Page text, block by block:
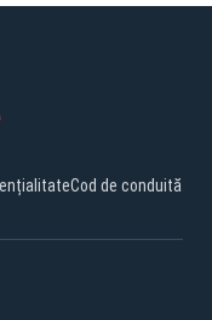
Cod de conduită